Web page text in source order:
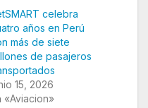
celebra
años en Perú
más de siete
de pasajeros
15, 2026
«Aviacion»